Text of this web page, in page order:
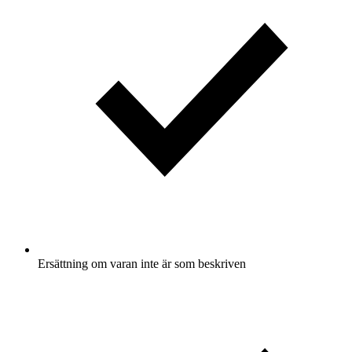
Ersättning om varan inte är som beskriven